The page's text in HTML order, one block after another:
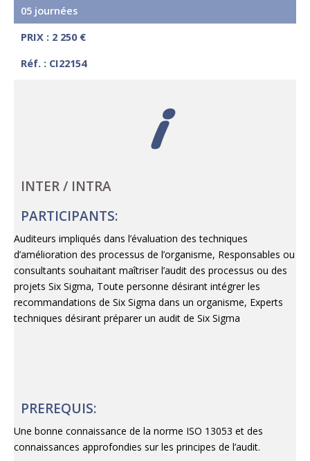
05 journées
PRIX : 2 250 €
Réf. : CI22154
i
INTER / INTRA
PARTICIPANTS:
Auditeurs impliqués dans l’évaluation des techniques
d’amélioration des processus de l’organisme, Responsables ou
consultants souhaitant maîtriser l’audit des processus ou des
projets Six Sigma, Toute personne désirant intégrer les
recommandations de Six Sigma dans un organisme, Experts
techniques désirant préparer un audit de Six Sigma
PREREQUIS:
Une bonne connaissance de la norme ISO 13053 et des
connaissances approfondies sur les principes de l’audit.